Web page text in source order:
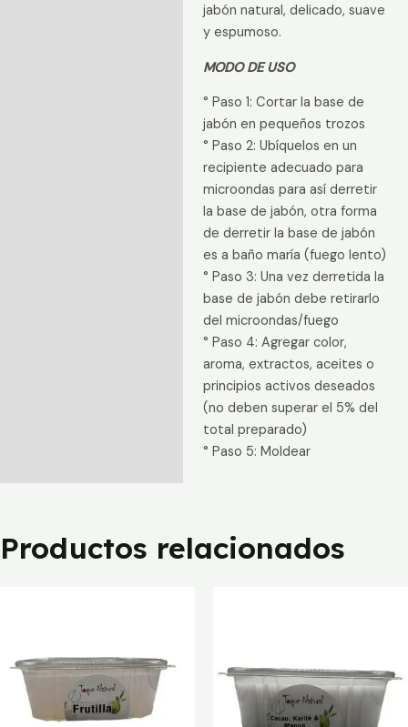
jabón natural, delicado, suave
y espumoso.
MODO DE USO
° Paso 1: Cortar la base de
jabón en pequeños trozos
° Paso 2: Ubíquelos en un
recipiente adecuado para
microondas para así derretir
la base de jabón, otra forma
de derretir la base de jabón
es a baño maría (fuego lento)
° Paso 3: Una vez derretida la
base de jabón debe retirarlo
del microondas/fuego
° Paso 4: Agregar color,
aroma, extractos, aceites o
principios activos deseados
(no deben superar el 5% del
total preparado)
° Paso 5: Moldear
Productos relacionados